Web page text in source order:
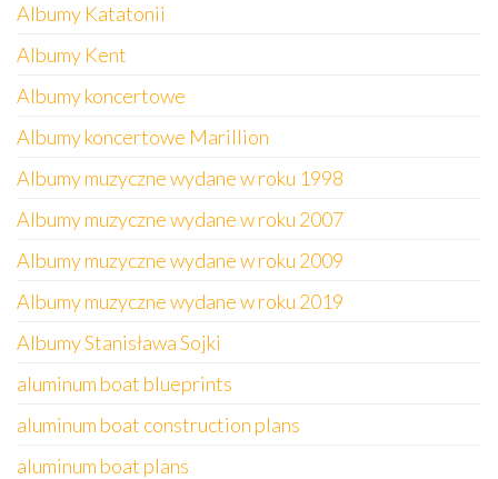
Albumy Katatonii
Albumy Kent
Albumy koncertowe
Albumy koncertowe Marillion
Albumy muzyczne wydane w roku 1998
Albumy muzyczne wydane w roku 2007
Albumy muzyczne wydane w roku 2009
Albumy muzyczne wydane w roku 2019
Albumy Stanisława Sojki
aluminum boat blueprints
aluminum boat construction plans
aluminum boat plans